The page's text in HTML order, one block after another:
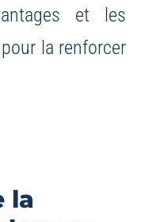
et les
la renforcer
la